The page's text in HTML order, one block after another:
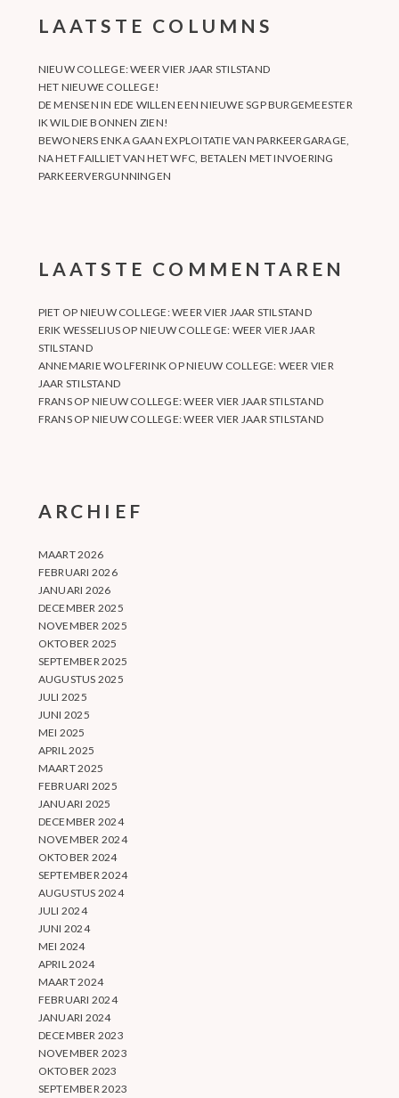
LAATSTE COLUMNS
NIEUW COLLEGE: WEER VIER JAAR STILSTAND
HET NIEUWE COLLEGE!
DE MENSEN IN EDE WILLEN EEN NIEUWE SGP BURGEMEESTER
IK WIL DIE BONNEN ZIEN!
BEWONERS ENKA GAAN EXPLOITATIE VAN PARKEERGARAGE,
NA HET FAILLIET VAN HET WFC, BETALEN MET INVOERING
PARKEERVERGUNNINGEN
LAATSTE COMMENTAREN
PIET OP NIEUW COLLEGE: WEER VIER JAAR STILSTAND
ERIK WESSELIUS OP NIEUW COLLEGE: WEER VIER JAAR
STILSTAND
ANNEMARIE WOLFERINK OPNIEUW COLLEGE: WEER VIER
JAAR STILSTAND
FRANSOP NIEUW COLLEGE: WEER VIER JAAR STILSTAND
FRANSOP NIEUW COLLEGE: WEER VIER JAAR STILSTAND
ARCHIEF
MAART 2026
FEBRUARI 2026
JANUARI 2026
DECEMBER 2025
NOVEMBER 2025
OKTOBER 2025
SEPTEMBER 2025
AUGUSTUS 2025
JULI 2025
JUNI 2025
MEI 2025
APRIL 2025
MAART 2025
FEBRUARI 2025
JANUARI 2025
DECEMBER 2024
NOVEMBER 2024
OKTOBER 2024
SEPTEMBER 2024
AUGUSTUS 2024
JULI 2024
JUNI 2024
MEI 2024
APRIL 2024
MAART 2024
FEBRUARI 2024
JANUARI 2024
DECEMBER 2023
NOVEMBER 2023
OKTOBER 2023
SEPTEMBER 2023